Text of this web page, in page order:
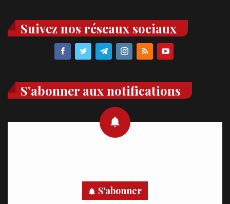
Suivez nos réseaux sociaux
S’abonner aux notifications
S'abonner